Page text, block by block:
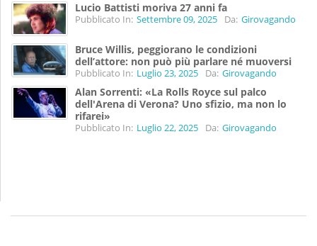
Lucio Battisti moriva 27 anni fa
Pubblicato In: Settembre 09, 2025 Da: Girovagando
Bruce Willis, peggiorano le condizioni
dell’attore: non può più parlare né muoversi
Pubblicato In: Luglio 23, 2025 Da: Girovagando
Alan Sorrenti: «La Rolls Royce sul palco
dell'Arena di Verona? Uno sfizio, ma non lo
rifarei»
Pubblicato In: Luglio 22, 2025 Da: Girovagando